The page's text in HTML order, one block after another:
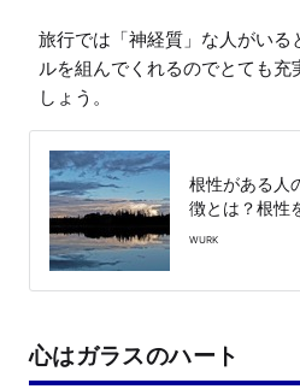
旅行では「神経質」な人がいる
ルを組んでくれるのでとても
しょう。
根性がある人
徴とは？根性
WURK
心はガラスのハート